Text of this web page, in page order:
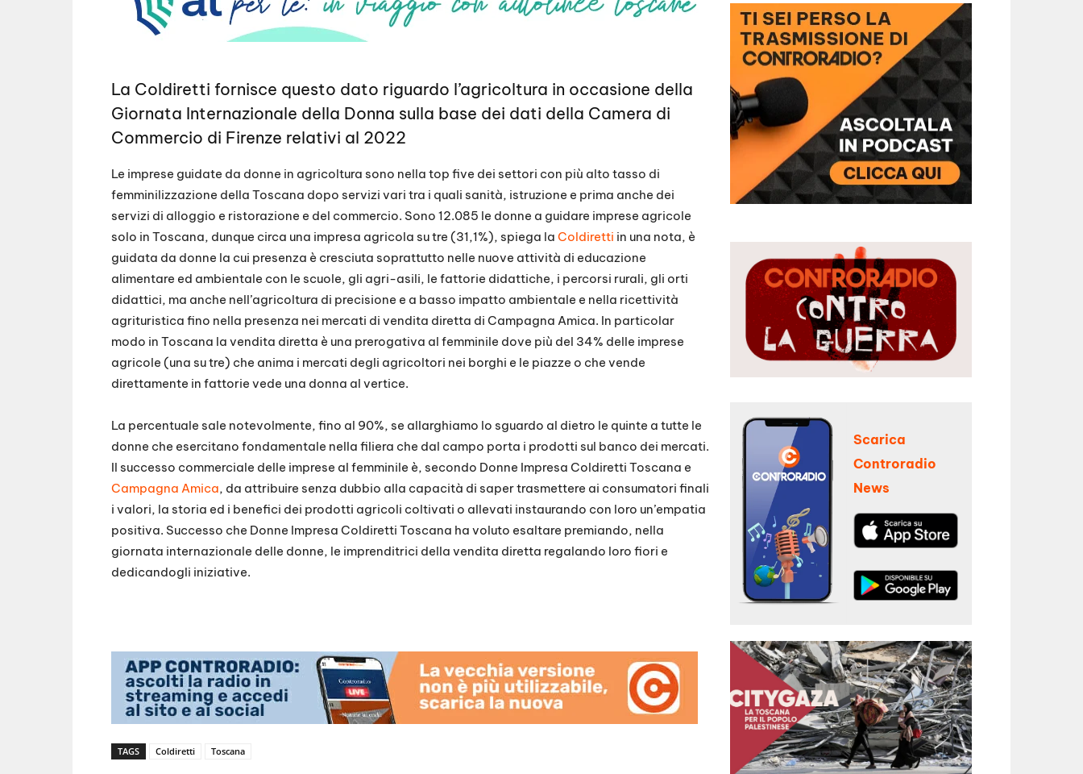
La Coldiretti fornisce questo dato riguardo l’agricoltura in occasione della
Giornata Internazionale della Donna sulla base dei dati della Camera di
Commercio di Firenze relativi al 2022
Le imprese guidate da donne in agricoltura sono nella top five dei settori con più alto tasso di
femminilizzazione della Toscana dopo servizi vari tra i quali sanità, istruzione e prima anche dei
servizi di alloggio e ristorazione e del commercio. Sono 12.085 le donne a guidare imprese agricole
solo in Toscana, dunque circa una impresa agricola su tre (31,1%), spiega la Coldiretti in una nota, è
guidata da donne la cui presenza è cresciuta soprattutto nelle nuove attività di educazione
alimentare ed ambientale con le scuole, gli agri-asili, le fattorie didattiche, i percorsi rurali, gli orti
didattici, ma anche nell’agricoltura di precisione e a basso impatto ambientale e nella ricettività
agrituristica fino nella presenza nei mercati di vendita diretta di Campagna Amica. In particolar
modo in Toscana la vendita diretta è una prerogativa al femminile dove più del 34% delle imprese
agricole (una su tre) che anima i mercati degli agricoltori nei borghi e le piazze o che vende
direttamente in fattorie vede una donna al vertice.
La percentuale sale notevolmente, fino al 90%, se allarghiamo lo sguardo al dietro le quinte a tutte le
donne che esercitano fondamentale nella filiera che dal campo porta i prodotti sul banco dei mercati.
Il successo commerciale delle imprese al femminile è, secondo Donne Impresa Coldiretti Toscana e
Campagna Amica, da attribuire senza dubbio alla capacità di saper trasmettere ai consumatori finali
i valori, la storia ed i benefici dei prodotti agricoli coltivati o allevati instaurando con loro un’empatia
positiva. Successo che Donne Impresa Coldiretti Toscana ha voluto esaltare premiando, nella
giornata internazionale delle donne, le imprenditrici della vendita diretta regalando loro fiori e
dedicandogli iniziative.
TAGS Coldiretti Toscana
Scarica
Controradio
News